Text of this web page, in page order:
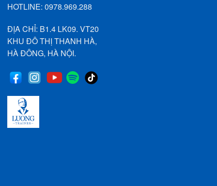
HOTLINE: 0978.969.288
ĐỊA CHỈ: B1.4 LK09. VT20
KHU ĐÔ THỊ THANH HÀ,
HÀ ĐÔNG, HÀ NỘI.